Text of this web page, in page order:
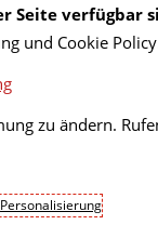
Seite verfügbar
und Cookie
zu ändern.
Personalisierung